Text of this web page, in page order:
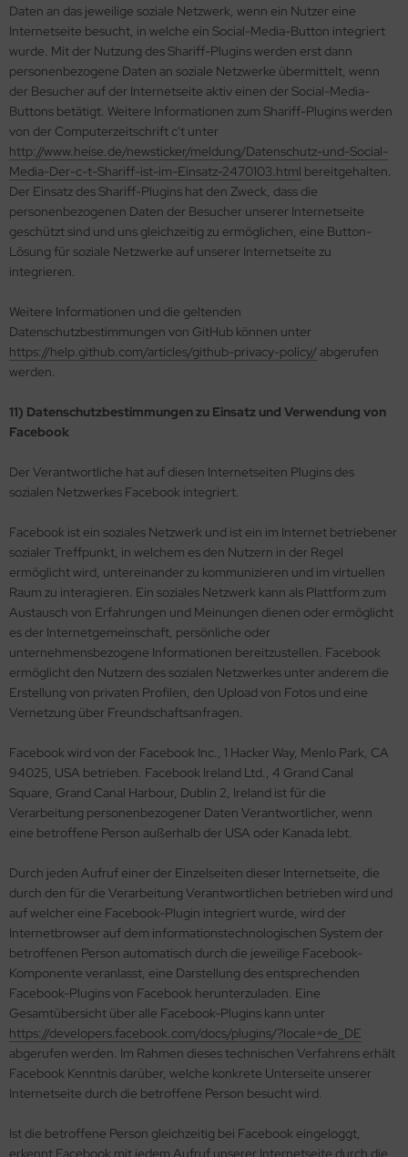
Daten an das jeweilige soziale Netzwerk, wenn ein Nutzer eine
Internetseite besucht, in welche ein Social-Media-Button integriert
wurde. Mit der Nutzung des Shariff-Plugins werden erst dann
personenbezogene Daten an soziale Netzwerke übermittelt, wenn
der Besucher auf der Internetseite aktiv einen der Social-Media-
Buttons betätigt. Weitere Informationen zum Shariff-Plugins werden
von der Computerzeitschrift c't unter
http://www.heise.de/newsticker/meldung/Datenschutz-und-Social-
Media-Der-c-t-Shariff-ist-im-Einsatz-2470103.html bereitgehalten.
Der Einsatz des Shariff-Plugins hat den Zweck, dass die
personenbezogenen Daten der Besucher unserer Internetseite
geschützt sind und uns gleichzeitig zu ermöglichen, eine Button-
Lösung für soziale Netzwerke auf unserer Internetseite zu
integrieren.
Weitere Informationen und die geltenden
Datenschutzbestimmungen von GitHub können unter
https://help.github.com/articles/github-privacy-policy/ abgerufen
werden.
11) Datenschutzbestimmungen zu Einsatz und Verwendung von
Facebook
Der Verantwortliche hat auf diesen Internetseiten Plugins des
sozialen Netzwerkes Facebook integriert.
Facebook ist ein soziales Netzwerk und ist ein im Internet betriebener
sozialer Treffpunkt, in welchem es den Nutzern in der Regel
ermöglicht wird, untereinander zu kommunizieren und im virtuellen
Raum zu interagieren. Ein soziales Netzwerk kann als Plattform zum
Austausch von Erfahrungen und Meinungen dienen oder ermöglicht
es der Internetgemeinschaft, persönliche oder
unternehmensbezogene Informationen bereitzustellen. Facebook
ermöglicht den Nutzern des sozialen Netzwerkes unter anderem die
Erstellung von privaten Profilen, den Upload von Fotos und eine
Vernetzung über Freundschaftsanfragen.
Facebook wird von der Facebook Inc., 1 Hacker Way, Menlo Park, CA
94025, USA betrieben. Facebook Ireland Ltd., 4 Grand Canal
Square, Grand Canal Harbour, Dublin 2, Ireland ist für die
Verarbeitung personenbezogener Daten Verantwortlicher, wenn
eine betroffene Person außerhalb der USA oder Kanada lebt.
Durch jeden Aufruf einer der Einzelseiten dieser Internetseite, die
durch den für die Verarbeitung Verantwortlichen betrieben wird und
auf welcher eine Facebook-Plugin integriert wurde, wird der
Internetbrowser auf dem informationstechnologischen System der
betroffenen Person automatisch durch die jeweilige Facebook-
Komponente veranlasst, eine Darstellung des entsprechenden
Facebook-Plugins von Facebook herunterzuladen. Eine
Gesamtübersicht über alle Facebook-Plugins kann unter
https://developers.facebook.com/docs/plugins/?locale=de_DE
abgerufen werden. Im Rahmen dieses technischen Verfahrens erhält
Facebook Kenntnis darüber, welche konkrete Unterseite unserer
Internetseite durch die betroffene Person besucht wird.
Ist die betroffene Person gleichzeitig bei Facebook eingeloggt,
erkennt Facebook mit jedem Aufruf unserer Internetseite durch die